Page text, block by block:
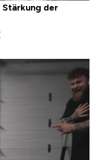
Stärkung der